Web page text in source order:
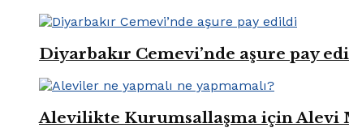
Diyarbakır Cemevi’nde aşure pay
Alevilikte Kurumsallaşma için Alevi